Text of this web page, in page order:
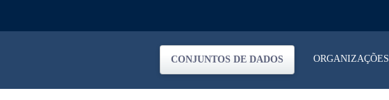
CONJUNTOS DE DADOS ORGANIZAÇÕES